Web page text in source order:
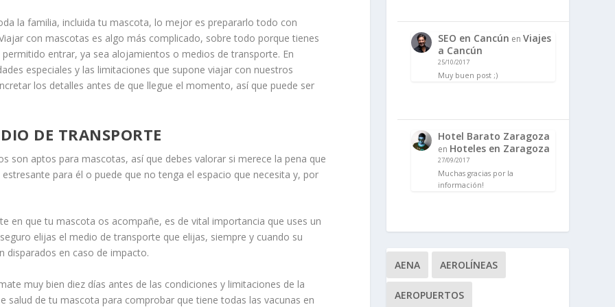
la familia, incluida tu mascota, lo mejor es prepararlo todo con
con mascotas es algo más complicado, sobre todo porque tienes
entrar, ya sea alojamientos o medios de transporte. En
especiales y las limitaciones que supone viajar con nuestros
los detalles antes de que llegue el momento, así que puede ser
DE TRANSPORTE
son aptos para mascotas, así que debes valorar si merece la pena que
para él o puede que no tenga el espacio que necesita y, por
en que tu mascota os acompañe, es de vital importancia que uses un
elijas el medio de transporte que elijas, siempre y cuando su
disparados en caso de impacto.
muy bien diez días antes de las condiciones y limitaciones de la
salud de tu mascota para comprobar que tiene todas las vacunas en
SEO en Cancún en Viajes
a Cancún
25/10/2017
Muy buen post ;)
Hotel Barato Zaragoza
en Hoteles en Zaragoza
27/09/2017
Muchas gracias por la
información!
AENA AEROLÍNEAS
AEROPUERTOS